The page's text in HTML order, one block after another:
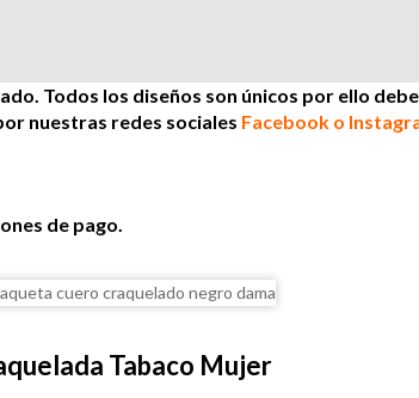
Todos los diseños son únicos por ello
nuestras redes sociales Facebook o
de pago.
Tabaco Mujer